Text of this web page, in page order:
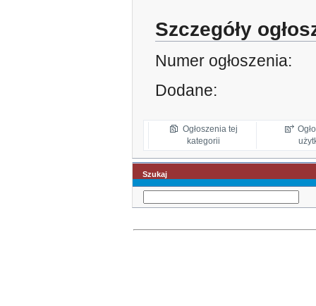
Szczegóły
Numer ogłoszenia:
Dodane:
Ogłoszenia tej
kategorii
Szukaj